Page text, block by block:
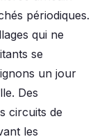
périodiques.
qui ne
se
un jour
Des
circuits de
les